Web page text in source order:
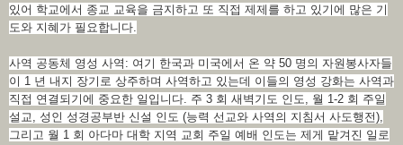
있어 학교에서 종교 교육을 금지하고 또 직접 제제를 하고 있기에 많은 기
도와 지혜가 필요합니다.
사역 공동체 영성 사역: 여기 한국과 미국에서 온 약 50 명의 자원봉사자들
이 1 년 내지 장기로 상주하며 사역하고 있는데 이들의 영성 강화는 사역과
직접 연결되기에 중요한 일입니다. 주 3 회 새벽기도 인도, 월 1-2 회 주일
설교, 성인 성경공부반 신설 인도 (능력 선교와 사역의 지침서 사도행전),
그리고 월 1 회 아다마 대학 지역 교회 주일 예배 인도는 제게 맡겨진 일로